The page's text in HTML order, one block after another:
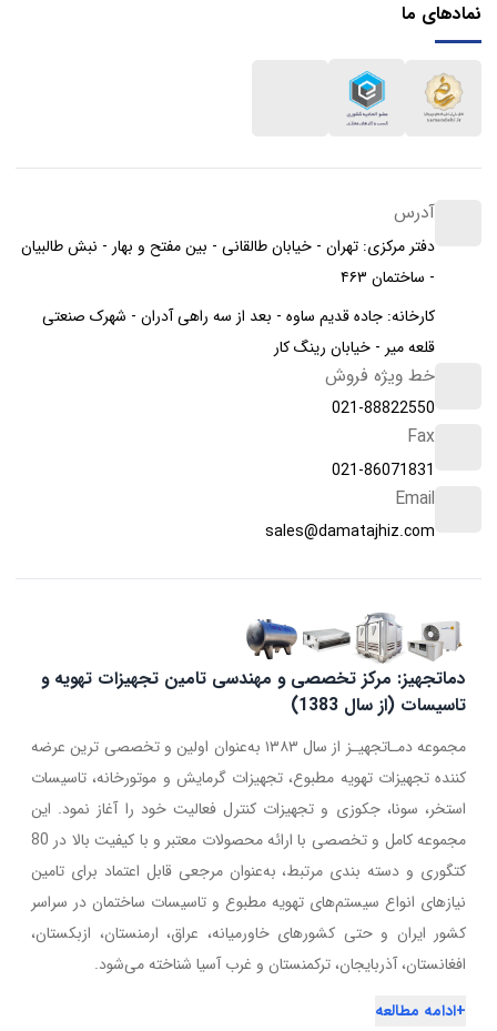
نمادهای ما
آدرس
دفتر مرکزی: تهران - خیابان طالقانی - بین مفتح و بهار - نبش طالبیان
- ساختمان ۴۶۳
کارخانه: جاده قدیم ساوه - بعد از سه راهی آدران - شهرک صنعتی
قلعه میر - خیابان رینگ کار
خط ویژه فروش
021-88822550
Fax
021-86071831
Email
sales@damatajhiz.com
دماتجهیز: مرکز تخصصی و مهندسی تامین تجهیزات تهویه و
تاسیسات (از سال 1383)
مجموعه دمـاتجهیـز از سال ۱۳۸۳ به‌عنوان اولین و تخصصی ترین عرضه
کننده تجهیزات تهویه مطبوع، تجهیزات گرمایش و موتورخانه، تاسیسات
استخر، سونا، جکوزی و تجهیزات کنترل فعالیت خود را آغاز نمود. این
مجموعه کامل و تخصصی با ارائه محصولات معتبر و با کیفیت بالا در 80
کتگوری و دسته بندی مرتبط، به‌عنوان مرجعی قابل اعتماد برای تامین
نیازهای انواع سیستم‌های تهویه مطبوع و تاسیسات ساختمان در سراسر
کشور ایران و حتی کشورهای خاورمیانه، عراق، ارمنستان، ازبکستان،
افغانستان، آذربایجان، ترکمنستان و غرب آسیا شناخته می‌شود.
+ادامه مطالعه